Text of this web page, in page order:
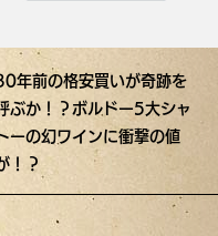
年前の格安買いが奇跡を
ぶか！？ボルドー5大シャ
トーの幻ワインに衝撃の値
！？